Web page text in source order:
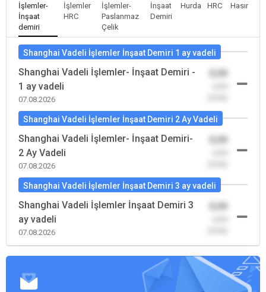
İşlemler-
İnşaat
demiri
İşlemler
HRC
İşlemler-
Paslanmaz
Çelik
İnşaat
Demiri
Hurda
HRC
Hasır
Shanghai Vadeli İşlemler İnşaat Demiri 1 ay vadeli
Shanghai Vadeli İşlemler- İnşaat Demiri -
1 ay vadeli
07.08.2026
Shanghai Vadeli İşlemler İnşaat Demiri 2 Ay Vadeli
Shanghai Vadeli İşlemler- İnşaat Demiri-
2 Ay Vadeli
07.08.2026
Shanghai Vadeli İşlemler İnşaat Demiri 3 ay vadeli
Shanghai Vadeli İşlemler İnşaat Demiri 3
ay vadeli
07.08.2026